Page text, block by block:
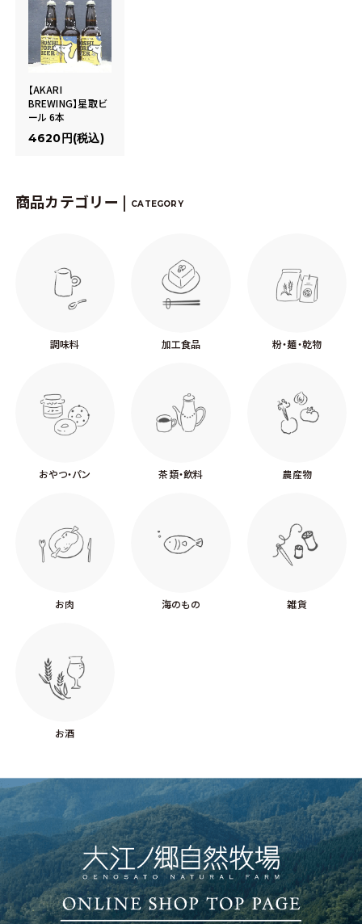
【AKARI
BREWING】星取ビ
ール 6本
4620円(税込)
商品カテゴリー | CATEGORY
調味料 加工食品 粉・麺・乾物
おやつ・パン 茶類・飲料 農産物
お肉 海のもの 雑貨
お酒